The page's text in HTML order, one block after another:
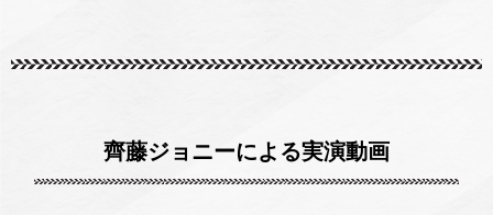
齊藤ジョニーによる実演動画